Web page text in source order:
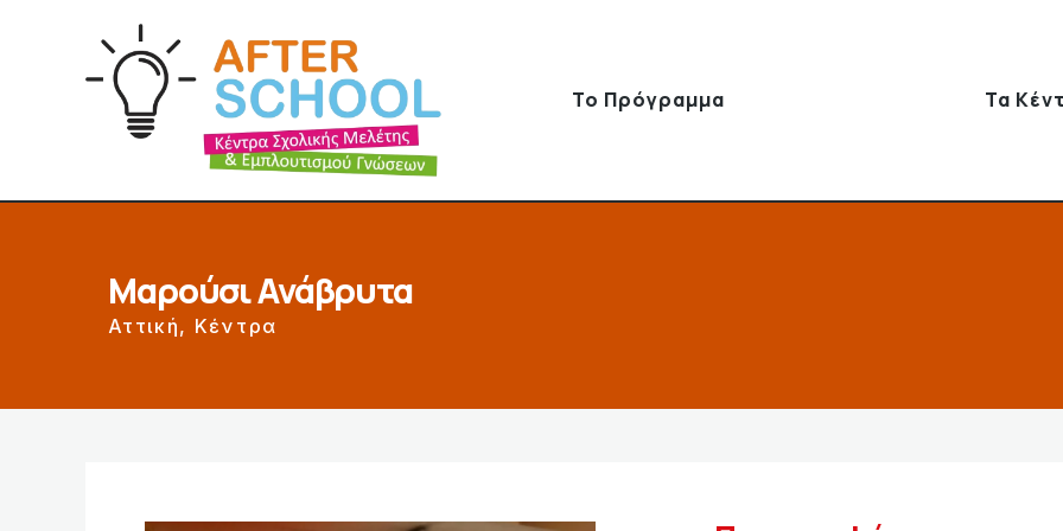
Το Πρόγραμμα Τα
Μαρούσι Ανάβρυτα
Αττική, Κέντρα